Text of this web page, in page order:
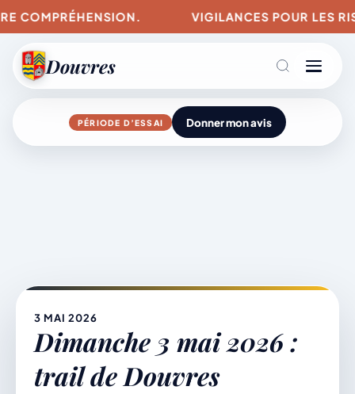
VIGILANCES POUR LES
Douvres
Agenda
Mairie & Vie municipale
PÉRIODE D’ESSAI Donner mon avis
3 MAI 2026
Dimanche 3 mai 2026 :
trail de Douvres